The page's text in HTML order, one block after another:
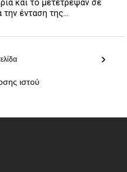
και το μετέτρεψαν σε
την ένταση της...
›
ιστού